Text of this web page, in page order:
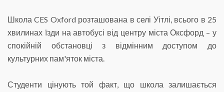
Школа CES Oxford розташована в селі Уітлі, всього в 25
хвилинах їзди на автобусі від центру міста Оксфорд – у
спокійній обстановці з відмінним доступом до
культурних пам'яток міста.
Студенти цінують той факт, що школа залишається